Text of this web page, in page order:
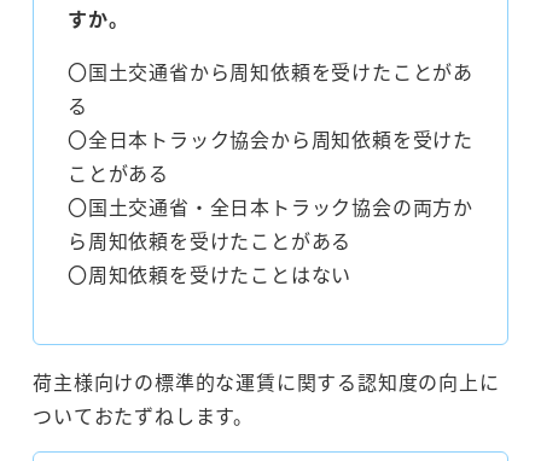
すか。
〇国土交通省から周知依頼を受けたことがあ
る
〇全日本トラック協会から周知依頼を受けた
ことがある
〇国土交通省・全日本トラック協会の両方か
ら周知依頼を受けたことがある
〇周知依頼を受けたことはない
荷主様向けの標準的な運賃に関する認知度の向上に
ついておたずねします。